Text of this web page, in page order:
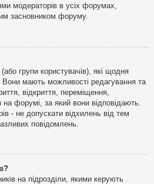
модераторів в усіх форумах,
засновником форуму.
групи користувачів), які щодня
мають можливості редагування та
відкриття, переміщення,
форумі, за який вони відповідають.
- не допускати відхилень від тем
повідомлень.
на підрозділи, якими керують